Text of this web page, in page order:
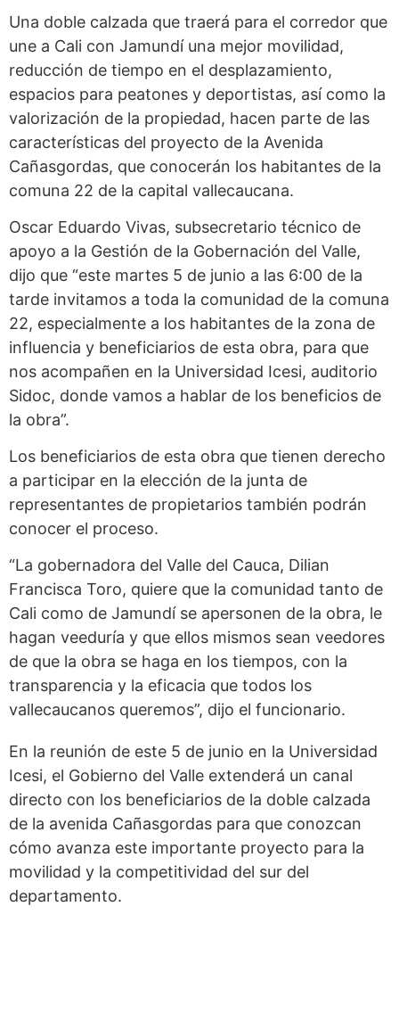
Una doble calzada que traerá para el corredor que
une a Cali con Jamundí una mejor movilidad,
reducción de tiempo en el desplazamiento,
espacios para peatones y deportistas, así como la
valorización de la propiedad, hacen parte de las
características del proyecto de la Avenida
Cañasgordas, que conocerán los habitantes de la
comuna 22 de la capital vallecaucana.
Oscar Eduardo Vivas, subsecretario técnico de
apoyo a la Gestión de la Gobernación del Valle,
dijo que “este martes 5 de junio a las 6:00 de la
tarde invitamos a toda la comunidad de la comuna
22, especialmente a los habitantes de la zona de
influencia y beneficiarios de esta obra, para que
nos acompañen en la Universidad Icesi, auditorio
Sidoc, donde vamos a hablar de los beneficios de
la obra”.
Los beneficiarios de esta obra que tienen derecho
a participar en la elección de la junta de
representantes de propietarios también podrán
conocer el proceso.
“La gobernadora del Valle del Cauca, Dilian
Francisca Toro, quiere que la comunidad tanto de
Cali como de Jamundí se apersonen de la obra, le
hagan veeduría y que ellos mismos sean veedores
de que la obra se haga en los tiempos, con la
transparencia y la eficacia que todos los
vallecaucanos queremos”, dijo el funcionario.
En la reunión de este 5 de junio en la Universidad
Icesi, el Gobierno del Valle extenderá un canal
directo con los beneficiarios de la doble calzada
de la avenida Cañasgordas para que conozcan
cómo avanza este importante proyecto para la
movilidad y la competitividad del sur del
departamento.